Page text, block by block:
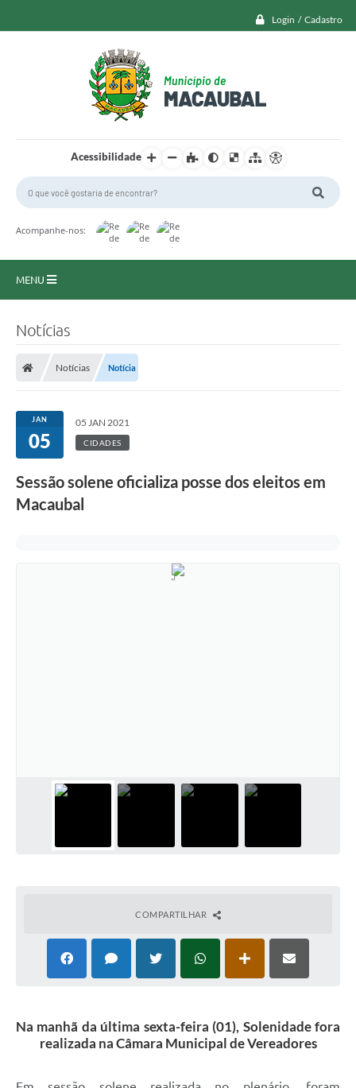
Login / Cadastro
Acessibilidade
Acompanhe-nos:
MENU
Macaubal
Administração
Transparência
Agenda Eventos
Secretarias
Notícias
Notícias Notícia
JAN
05
05 JAN 2021
CIDADES
Sessão solene oficializa posse dos eleitos em
Macaubal
COMPARTILHAR
Na manhã da última sexta-feira (01), Solenidade fora
realizada na Câmara Municipal de Vereadores